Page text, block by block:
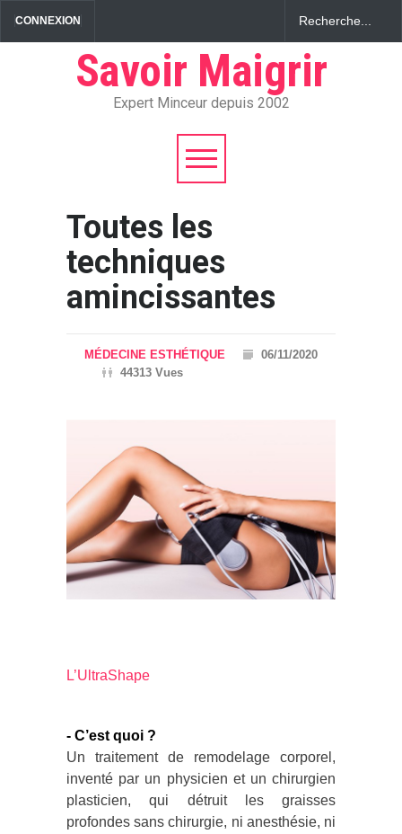
CONNEXION
Savoir Maigrir
Expert Minceur depuis 2002
Toutes les
techniques
amincissantes
MÉDECINE ESTHÉTIQUE
06/11/2020
44313 Vues
L’UltraShape
- C’est quoi ?
Un traitement de remodelage corporel,
inventé par un physicien et un chirurgien
plasticien, qui détruit les graisses
profondes sans chirurgie, ni anesthésie, ni